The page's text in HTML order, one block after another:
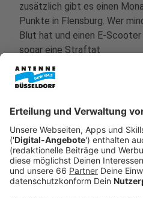
zusätzlich gibt es einen
Punkte in Flensburg. Wer
Blut hat und einen E-
sogar eine Straftat
Anzeige
Wo darf überhaupt
Anzeige
In einigen Situationen